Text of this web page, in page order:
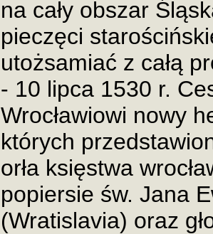
na cały obszar
pieczęci
utożsamiać z całą
- 10 lipca 1530 r.
Wrocławiowi nowy
których
orła księstwa
popiersie św. Jana
(Wratislavia) oraz